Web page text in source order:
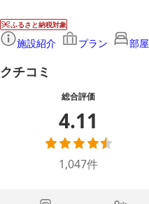
ふるさと納税対象
施設紹介 プラン 部屋
クチコミ
総合評価
4.11
1,047件